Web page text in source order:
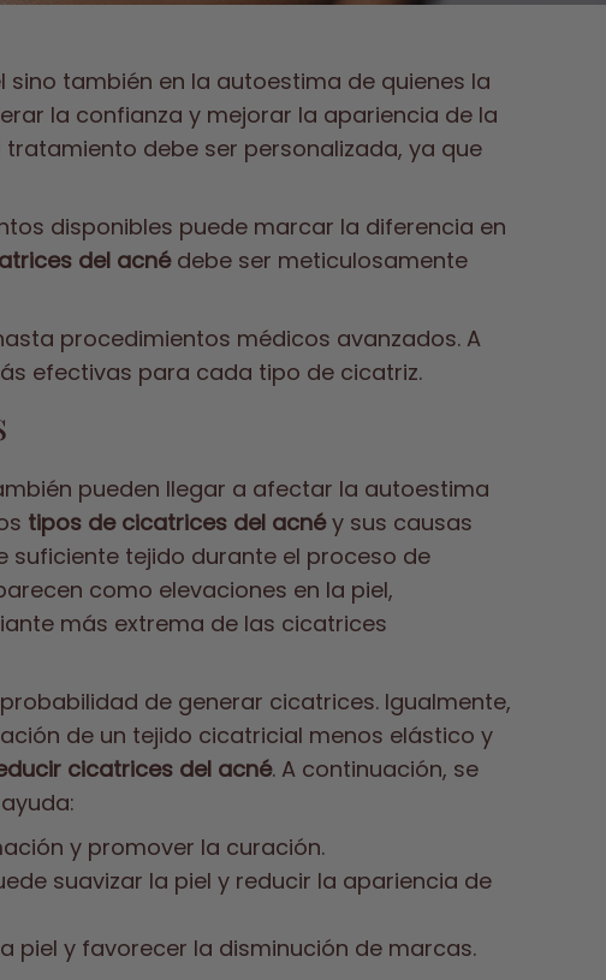
también en la autoestima de quienes la
la confianza y mejorar la apariencia de la
tratamiento debe ser personalizada, ya que
disponibles puede marcar la diferencia en
del acnédebe ser meticulosamente
procedimientos médicos avanzados. A
efectivas para cada tipo de cicatriz.
pueden llegar a afectar la autoestima
tipos de cicatrices del acnéy sus causas
suficiente tejido durante el proceso de
como elevaciones en la piel,
más extrema de las cicatrices
de generar cicatrices. Igualmente,
de un tejido cicatricial menos elástico y
cicatrices del acné. A continuación, se
y promover la curación.
suavizar la piel y reducir la apariencia de
piel y favorecer la disminución de marcas.